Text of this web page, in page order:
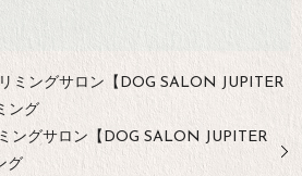
ミングサロン【DOG SALON JUPITER
ング
ングサロン【DOG SALON JUPITER
グ